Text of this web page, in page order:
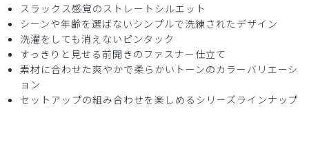
スラックス感覚のストレートシルエット
シーンや年齢を選ばないシンプルで洗練されたデザイン
洗濯をしても消えないピンタック
すっきりと見せる前開きのファスナー仕立て
素材に合わせた爽やかで柔らかいトーンのカラーバリエーシ
ョン
セットアップの組み合わせを楽しめるシリーズラインナップ